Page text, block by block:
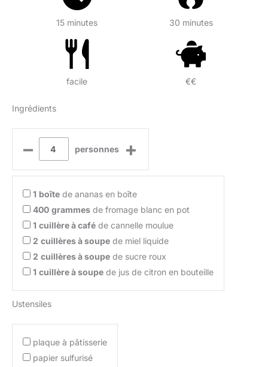
15 minutes 30 minutes
facile €€
Ingrédients
– personnes +
1 boîte de ananas en boîte
400 grammes de fromage blanc en pot
1 cuillère à café de cannelle moulue
2 cuillères à soupe de miel liquide
2 cuillères à soupe de sucre roux
1 cuillère à soupe de jus de citron en bouteille
Ustensiles
plaque à pâtisserie
papier sulfurisé